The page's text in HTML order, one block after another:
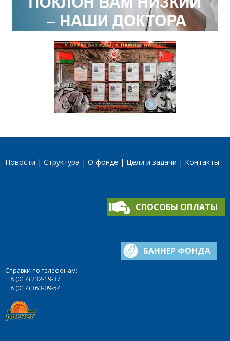
Новости Структура О фонде Цели и задачи Контакты
СПОСОБЫ ОПЛАТЫ
БАННЕР ФОНДА
Справки по телефонам:
8 (017) 232-19-37
8 (017) 363-09-54